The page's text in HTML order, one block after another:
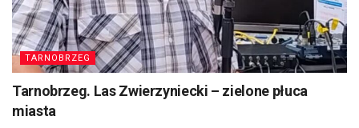
TARNOBRZEG
Tarnobrzeg. Las Zwierzyniecki – zielone płuca
miasta